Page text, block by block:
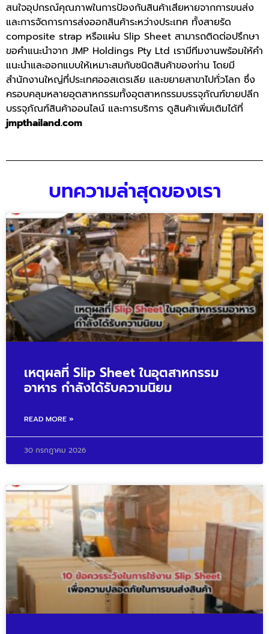
สนใจอุปกรณ์คุณภาพในการป้องกันสินค้าเสียหายจากการขนส่ง
และการจัดการการส่งออกสินค้าระหว่างประเทศ ทั้งสายรัด
composite strap หรือแผ่น Slip Sheet สามารถติดต่อปรึกษา
ขอคำแนะนำจาก JMP Holdings Pty Ltd เรามีทีมงานพร้อมให้คำ
แนะนำและออกแบบให้เหมาะสมกับชนิดสินค้าของท่าน โดยมี
สำนักงานใหญ่ที่ประเทศออสเตรเลีย และขยายสาขาไปทั่วโลก ซึ่ง
ครอบคลุมหลายอุตสาหกรรมทั้งอุตสาหกรรมบรรจุภัณฑ์ขายปลีก
บรรจุภัณฑ์สินค้าออนไลน์ และการบริการ ดูสินค้าเพิ่มเติมได้ที่
jmpthailand.com
บทความล่าสุดของเรา
เหตุผลที่ Slip Sheet ในอุตสาหกรรม
อาหาร กำลังได้รับความนิยม
READ MORE »
30 กรกฎาคม 2026